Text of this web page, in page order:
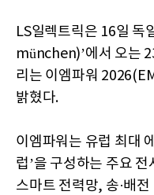
LS일렉트릭은 16일 독
münchen)’에서 오는
리는 이엠파워
밝혔다.
이엠파워는 유럽 최대
럽’을 구성하는 주요
스마트 전력망, 송·배